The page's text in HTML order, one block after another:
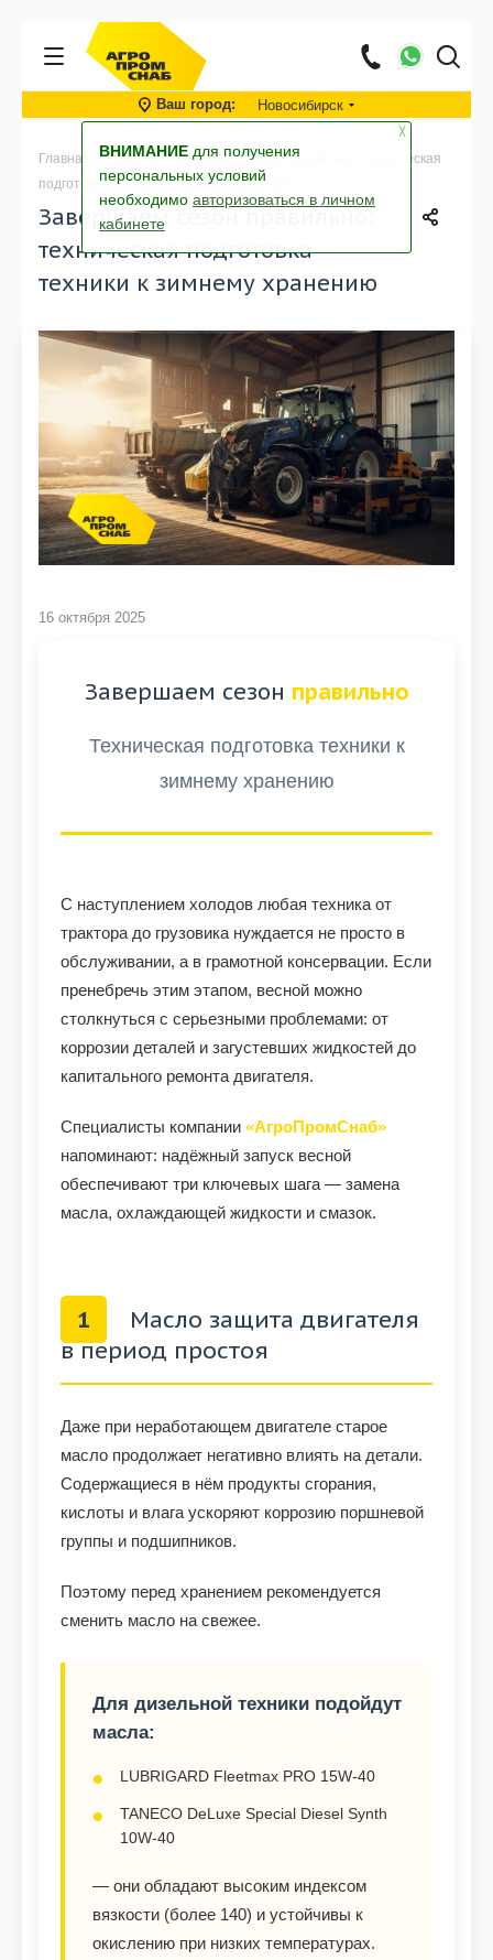
Ваш город Новосибирск
Главная Новости - Завершаем сезон правильно: техническая
подготовка техники к зимнему хранению
Завершаем сезон правильно:
техническая подготовка
техники к зимнему хранению
16 октября 2025
Завершаем сезон правильно
Техническая подготовка техники к
зимнему хранению
С наступлением холодов любая техника от
трактора до грузовика нуждается не просто в
обслуживании, а в грамотной консервации. Если
пренебречь этим этапом, весной можно
столкнуться с серьезными проблемами: от
коррозии деталей и загустевших жидкостей до
капитального ремонта двигателя.
Специалисты компании «АгроПромСнаб»
напоминают: надёжный запуск весной
обеспечивают три ключевых шага — замена
масла, охлаждающей жидкости и смазок.
1
Масло защита двигателя
в период простоя
Даже при неработающем двигателе старое
масло продолжает негативно влиять на детали.
Содержащиеся в нём продукты сгорания,
кислоты и влага ускоряют коррозию поршневой
группы и подшипников.
Поэтому перед хранением рекомендуется
сменить масло на свежее.
Для дизельной техники подойдут
масла:
LUBRIGARD Fleetmax PRO 15W-40
TANECO DeLuxe Special Diesel Synth
10W-40
— они обладают высоким индексом
вязкости (более 140) и устойчивы к
окислению при низких температурах.
╳
ВНИМАНИЕ для получения
персональных условий
необходимо авторизоваться в личном
кабинете